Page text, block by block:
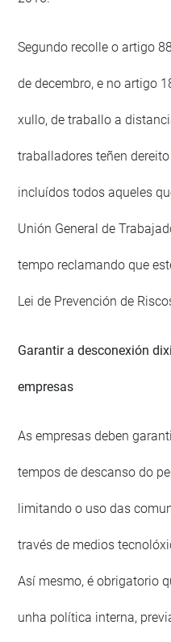
Segundo recolle o artigo
de decembro, e no artigo
xullo, de traballo a
traballadores teñen
incluídos todos aqueles
Unión General de
tempo reclamando que
Lei de Prevención de
Garantir a desconexión
empresas
As empresas deben
tempos de descanso do
limitando o uso das
través de medios
Así mesmo, é obrigatorio
unha política interna,